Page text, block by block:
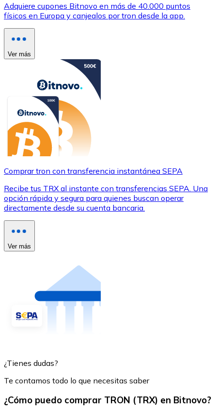
Adquiere cupones Bitnovo en más de 40.000 puntos
físicos en Europa y canjealos por tron desde la app.
Ver más
Comprar tron con transferencia instantánea SEPA
Recibe tus TRX al instante con transferencias SEPA. Una
opción rápida y segura para quienes buscan operar
directamente desde su cuenta bancaria.
Ver más
¿Tienes dudas?
Te contamos todo lo que necesitas saber
¿Cómo puedo comprar TRON (TRX) en Bitnovo?